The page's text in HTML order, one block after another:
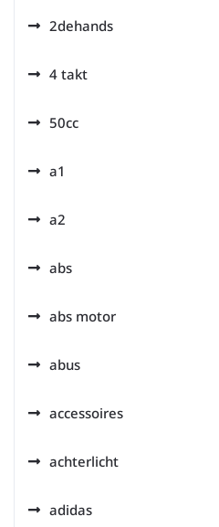
2dehands
4 takt
50cc
a1
a2
abs
abs motor
abus
accessoires
achterlicht
adidas